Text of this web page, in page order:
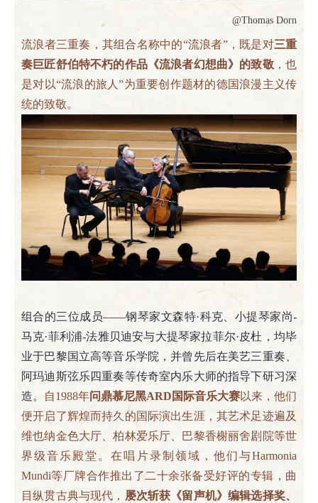
@Thomas Dorn
流浪者三重奏，其组合名称中的“流浪者”，既是对三重
奏巨匠舒伯特不朽的作品《流浪者幻想曲》的致敬，也
是对以“流浪的旅人”为重要创作题材的德国浪漫主义传
统的致敬。
组合的三位成员——钢琴家文森特·科克、小提琴家尚-
马克·菲利浦-法雅贝迪安与大提琴家拉菲尔·皮杜，均毕
业于巴黎国立高等音乐学院，并曾先后在美艺三重奏、
阿玛迪斯弦乐四重奏等传奇室内乐大师的指导下研习深
造。
自1988年问鼎慕尼黑ARD国际音乐大赛以来，他们
便开启了辉煌而持久的国际演出生涯，其艺术足迹遍及
维也纳金色大厅、柏林爱乐厅、巴黎香榭丽舍剧院等世
界级音乐殿堂。在唱片录制领域，他们与Harmonia
Mundi等厂牌合作推出了二十余张备受好评的专辑，曲
目纵贯古典与现代， 屡次斩获《留声机》编辑选择奖、